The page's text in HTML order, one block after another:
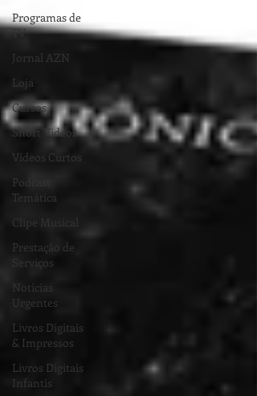
Programas de
TV
Jornal AZN
Loja
Cursos
Short Videos
Vídeos Curtos
Podcast
Temática
Clipe Musical
Prestação de
Serviços
Notícias
Urgentes
Livros Digitais
& Impressos
Livros Digitais
Infantis